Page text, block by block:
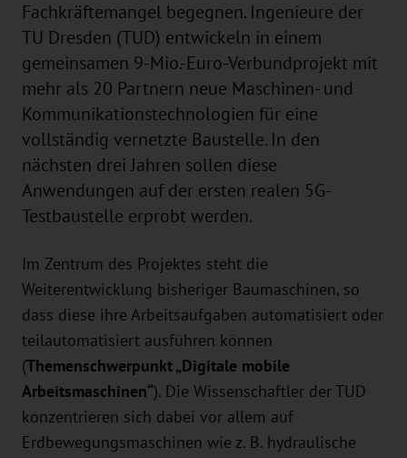
Fachkräftemangel begegnen. Ingenieure der
TU Dresden (TUD) entwickeln in einem
gemeinsamen 9-Mio.-Euro-Verbundprojekt mit
mehr als 20 Partnern neue Maschinen- und
Kommunikationstechnologien für eine
vollständig vernetzte Baustelle. In den
nächsten drei Jahren sollen diese
Anwendungen auf der ersten realen 5G-
Testbaustelle erprobt werden.
Im Zentrum des Projektes steht die
Weiterentwicklung bisheriger Baumaschinen, so
dass diese ihre Arbeitsaufgaben automatisiert oder
teilautomatisiert ausführen können
(Themenschwerpunkt „Digitale mobile
Arbeitsmaschinen“). Die Wissenschaftler der TUD
konzentrieren sich dabei vor allem auf
Erdbewegungsmaschinen wie z. B. hydraulische